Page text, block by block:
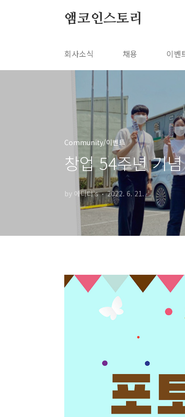
앰코인스토리
회사소식 채용 이벤
Community/이벤트
창업 54주년 기
by 에디터's 2022. 6. 21.